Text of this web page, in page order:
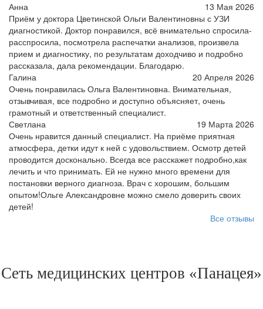
Анна
13 Мая 2026
Приём у доктора Цветинской Ольги Валентиновны с УЗИ
диагностикой. Доктор понравился, всё внимательно спросила-
расспросила, посмотрела распечатки анализов, произвела
прием и диагностику, по результатам доходчиво и подробно
рассказала, дала рекомендации. Благодарю.
Галина
20 Апреля 2026
Очень понравилась Ольга Валентиновна. Внимательная,
отзывчивая, все подробно и доступно объясняет, очень
грамотный и ответственный специалист.
Светлана
19 Марта 2026
Очень нравится данный специалист. На приёме приятная
атмосфера, детки идут к ней с удовольствием. Осмотр детей
проводится досконально. Всегда все расскажет подробно,как
лечить и что принимать. Ей не нужно много времени для
постановки верного диагноза. Врач с хорошим, большим
опытом!Ольге Александровне можно смело доверить своих
детей!
Все отзывы
Сеть медицинских центров «Панацея»